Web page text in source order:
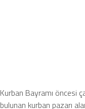
Kurban Bayramı öncesi
bulunan kurban pazarı